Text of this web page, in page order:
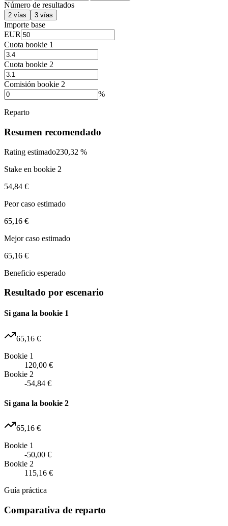
Número de resultados
2 vías 3 vías
Importe base
EUR
Cuota bookie 1
Cuota bookie 2
Comisión bookie 2
%
Reparto
Resumen recomendado
Rating estimado230,32 %
Stake en bookie 2
54,84 €
Peor caso estimado
65,16 €
Mejor caso estimado
65,16 €
Beneficio esperado
Resultado por escenario
Si gana la bookie 1
65,16 €
Bookie 1
120,00 €
Bookie 2
-54,84 €
Si gana la bookie 2
65,16 €
Bookie 1
-50,00 €
Bookie 2
115,16 €
Guía práctica
Comparativa de reparto